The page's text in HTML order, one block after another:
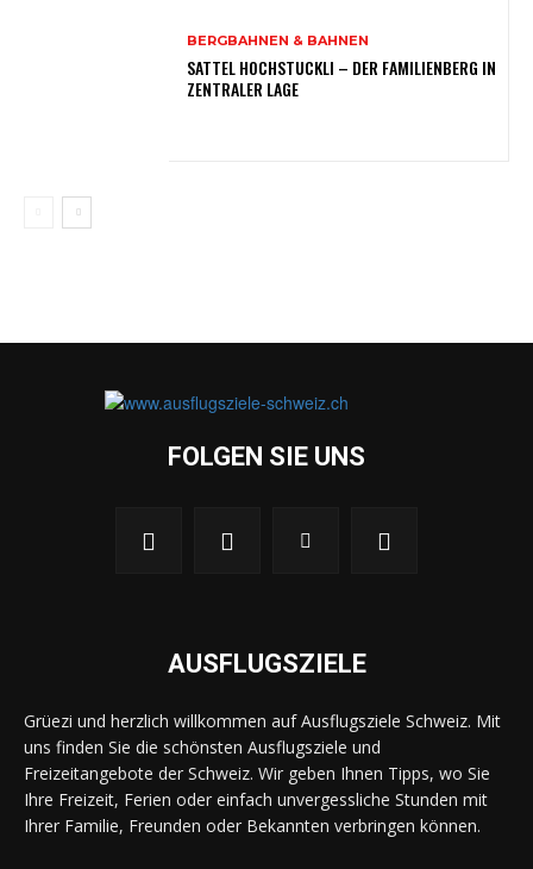
BERGBAHNEN & BAHNEN
SATTEL HOCHSTUCKLI – DER FAMILIENBERG IN
ZENTRALER LAGE
FOLGEN SIE UNS
AUSFLUGSZIELE
Grüezi und herzlich willkommen auf Ausflugsziele Schweiz. Mit
uns finden Sie die schönsten Ausflugsziele und
Freizeitangebote der Schweiz. Wir geben Ihnen Tipps, wo Sie
Ihre Freizeit, Ferien oder einfach unvergessliche Stunden mit
Ihrer Familie, Freunden oder Bekannten verbringen können.